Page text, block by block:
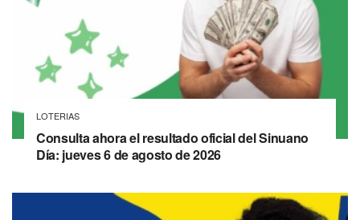
LOTERIAS
Consulta ahora el resultado oficial del Sinuano
Día: jueves 6 de agosto de 2026